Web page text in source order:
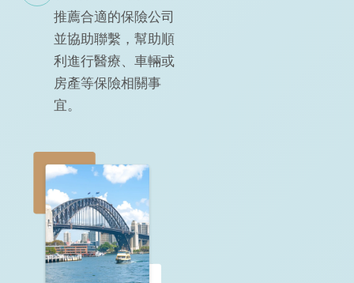
推薦合適的保險公司
並協助聯繫，幫助順
利進行醫療、車輛或
房產等保險相關事
宜。